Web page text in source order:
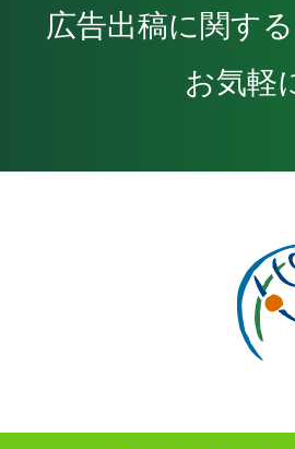
広告出稿に関す
お気軽